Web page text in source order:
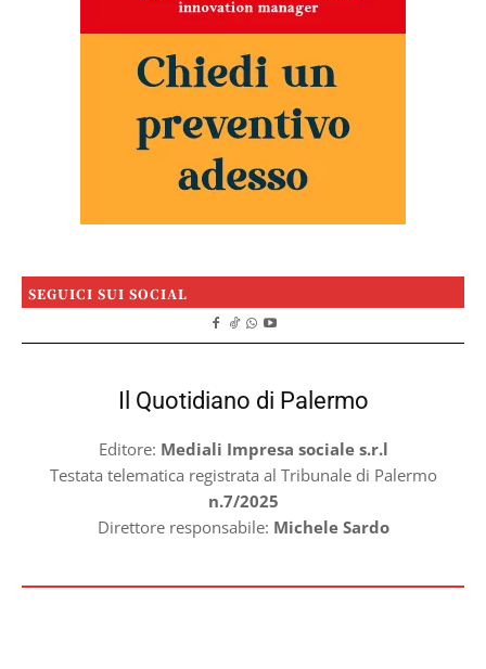
SEGUICI SUI SOCIAL
Il Quotidiano di Palermo
Editore: Mediali Impresa sociale s.r.l
Testata telematica registrata al Tribunale di Palermo
n.7/2025
Direttore responsabile: Michele Sardo